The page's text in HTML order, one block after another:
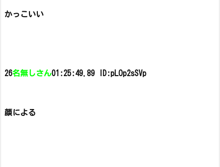
かっこいい
26名無しさん01:25:49.89 ID:pLOp2sSVp
顔による